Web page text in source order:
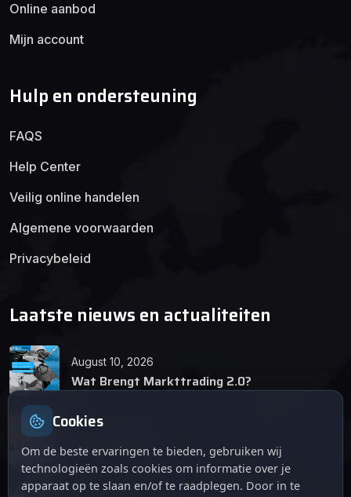
Online aanbod
Mijn account
Hulp en ondersteuning
FAQS
Help Center
Veilig online handelen
Algemene voorwaarden
Privacybeleid
Laatste nieuws en actualiteiten
August 10, 2026
Wat Brengt Markttrading 2.0?
Tips en Tricks
April 12, 2026
Cookies
Om de beste ervaringen te bieden, gebruiken wij
technologieën zoals cookies om informatie over je
apparaat op te slaan en/of te raadplegen. Door in te